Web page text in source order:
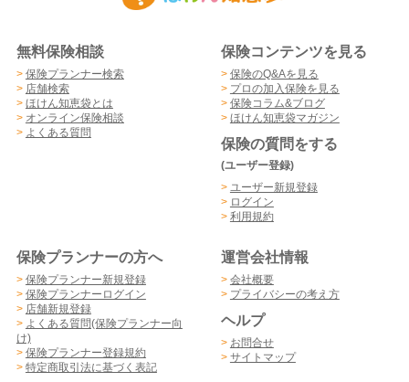
無料保険相談
> 保険プランナー検索
> 店舗検索
> ほけん知恵袋とは
> オンライン保険相談
> よくある質問
保険コンテンツを見る
> 保険のQ&Aを見る
> プロの加入保険を見る
> 保険コラム&ブログ
> ほけん知恵袋マガジン
保険の質問をする
(ユーザー登録)
> ユーザー新規登録
> ログイン
> 利用規約
保険プランナーの方へ
> 保険プランナー新規登録
> 保険プランナーログイン
> 店舗新規登録
> よくある質問(保険プランナー向
け)
> 保険プランナー登録規約
> 特定商取引法に基づく表記
運営会社情報
> 会社概要
> プライバシーの考え方
ヘルプ
> お問合せ
> サイトマップ